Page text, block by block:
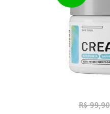
R$ 99,90